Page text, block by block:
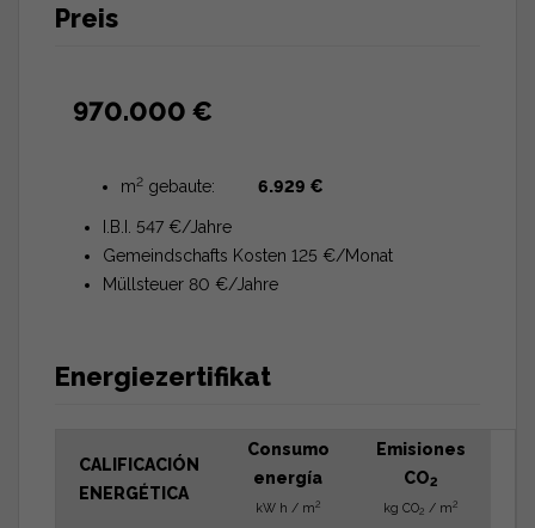
Preis
970.000 €
m2 gebaute: 6.929 €
I.B.I. 547 €/Jahre
Gemeindschafts Kosten 125 €/Monat
Müllsteuer 80 €/Jahre
Energiezertifikat
CALIFICACIÓN
ENERGÉTICA
Consumo
energía
kW h / m2
Emisiones
CO2
kg CO2 / m2